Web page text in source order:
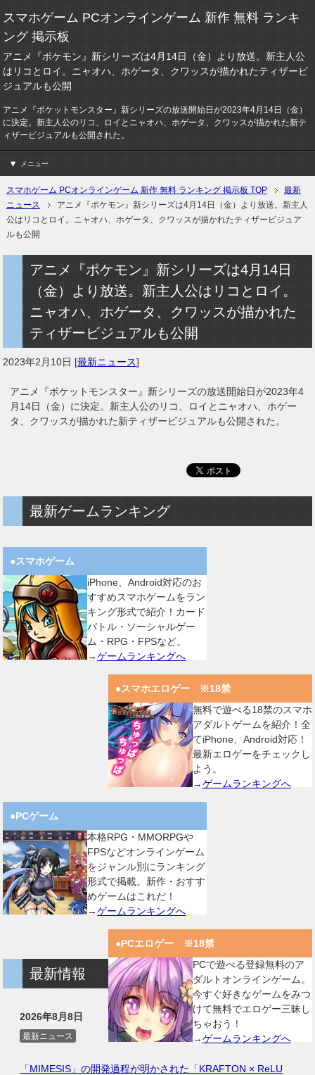
スマホゲーム PCオンラインゲーム 新作 無料 ランキ
ング 掲示板
アニメ『ポケモン』新シリーズは4月14日（金）より放送。新主人公
はリコとロイ。ニャオハ、ホゲータ、クワッスが描かれたティザービ
ジュアルも公開
アニメ『ポケットモンスター』新シリーズの放送開始日が2023年4月14日（金）
に決定。新主人公のリコ、ロイとニャオハ、ホゲータ、クワッスが描かれた新テ
ィザービジュアルも公開された。
メニュー
スマホゲーム PCオンラインゲーム 新作 無料 ランキング 掲示板 TOP
最新
ニュース
アニメ『ポケモン』新シリーズは4月14日（金）より放送。新主人
公はリコとロイ。ニャオハ、ホゲータ、クワッスが描かれたティザービジュア
ルも公開
アニメ『ポケモン』新シリーズは4月14日
（金）より放送。新主人公はリコとロイ。
ニャオハ、ホゲータ、クワッスが描かれた
ティザービジュアルも公開
2023年2月10日 [最新ニュース]
アニメ『ポケットモンスター』新シリーズの放送開始日が2023年4
月14日（金）に決定。新主人公のリコ、ロイとニャオハ、ホゲー
タ、クワッスが描かれた新ティザービジュアルも公開された。
最新ゲームランキング
●スマホゲーム
iPhone、Android対応のお
すすめスマホゲームをラン
キング形式で紹介！カード
バトル・ソーシャルゲー
ム・RPG・FPSなど。
→ゲームランキングへ
●スマホエロゲー ※18禁
無料で遊べる18禁のスマホ
アダルトゲームを紹介！全
てiPhone、Android対応！
最新エロゲーをチェックし
よう。
→ゲームランキングへ
●PCゲーム
本格RPG・MMORPGや
FPSなどオンラインゲーム
をジャンル別にランキング
形式で掲載。新作・おすす
めゲームはこれだ！
→ゲームランキングへ
●PCエロゲー ※18禁
PCで遊べる登録無料のア
ダルトオンラインゲーム。
今すぐ好きなゲームをみつ
けて無料でエロゲー三昧し
ちゃおう！
→ゲームランキングへ
最新情報
2026年8月8日
最新ニュース
「MIMESIS」の開発過程が明かされた「KRAFTON × ReLU